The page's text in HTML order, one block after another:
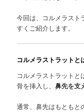
今回は、コルメラスト
すくご紹介します。
コルメラストラットと
コルメラストラットと
骨を挿入し、鼻先を支
通常、鼻先はもともと